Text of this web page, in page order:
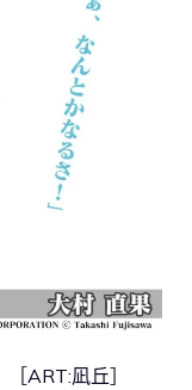
ART:凪丘］